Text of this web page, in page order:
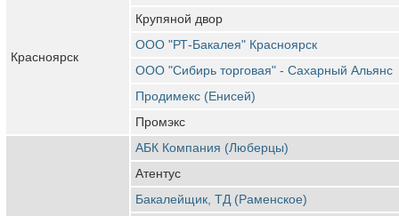
Красноярск
Крупяной двор
ООО "РТ-Бакалея" Красноярск
ООО "Сибирь торговая" - Сахарный Альянс
Продимекс (Енисей)
Промэкс
АБК Компания (Люберцы)
Атентус
Бакалейщик, ТД (Раменское)